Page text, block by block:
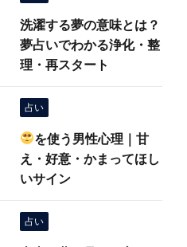
洗濯する夢の意味とは？
夢占いでわかる浄化・整
理・再スタート
占い
を使う男性心理｜甘
え・好意・かまってほし
いサイン
占い